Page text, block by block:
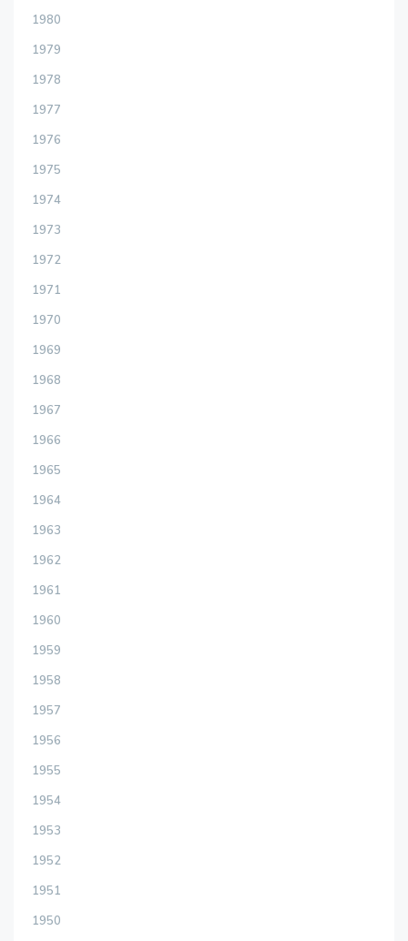
1980
1979
1978
1977
1976
1975
1974
1973
1972
1971
1970
1969
1968
1967
1966
1965
1964
1963
1962
1961
1960
1959
1958
1957
1956
1955
1954
1953
1952
1951
1950